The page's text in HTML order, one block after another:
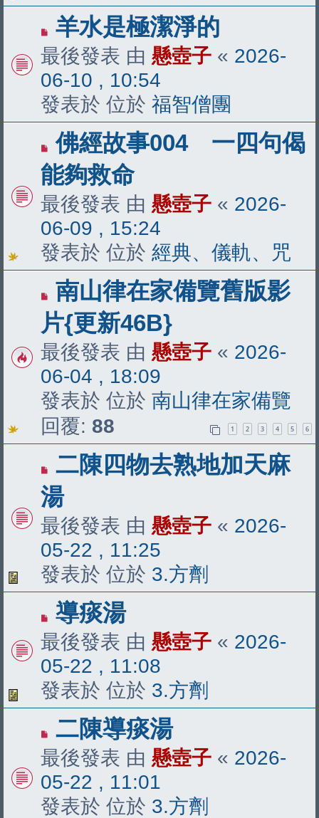
有
新
文
章
羊水是極潔淨的
最後發表 由 懸壺子 « 2026-
06-10 , 10:54
發表於 位於 福智僧團
有
新
文
章
佛經故事004 一四句偈
能夠救命
最後發表 由 懸壺子 « 2026-
06-09 , 15:24
發表於 位於 經典、儀軌、咒
有
新
文
章
南山律在家備覽舊版影
片{更新46B}
最後發表 由 懸壺子 « 2026-
06-04 , 18:09
發表於 位於 南山律在家備覽
回覆: 88 1 2 3 4 5 6
有
新
文
章
二陳四物去熟地加天麻
湯
最後發表 由 懸壺子 « 2026-
05-22 , 11:25
發表於 位於 3.方劑
有
新
文
章
導痰湯
最後發表 由 懸壺子 « 2026-
05-22 , 11:08
發表於 位於 3.方劑
有
新
文
章
二陳導痰湯
最後發表 由 懸壺子 « 2026-
05-22 , 11:01
發表於 位於 3.方劑